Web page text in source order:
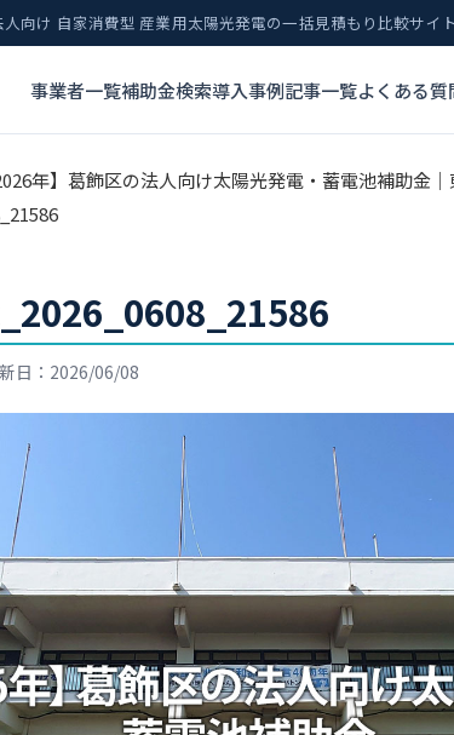
人向け 自家消費型 産業用太陽光発電の一括見積もり比較サイ
事業者一覧補助金検索導入事例記事一覧よくある質
2026年】葛飾区の法人向け太陽光発電・蓄電池補助金
日：2026/06/08